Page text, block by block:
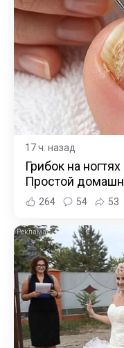
17 ч. назад
Грибок на
Простой
264 54 53